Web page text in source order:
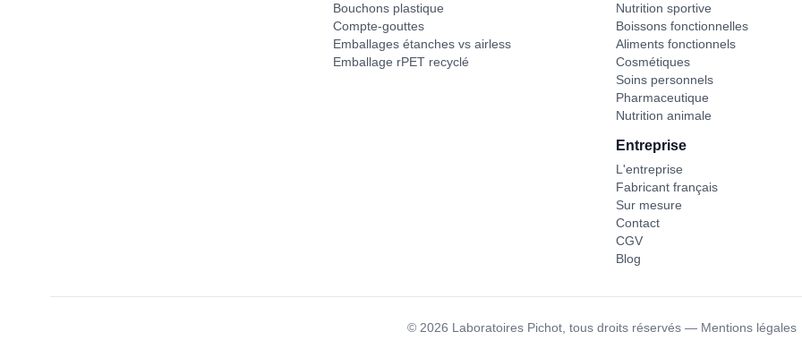
Bouchons plastique
Compte-gouttes
Emballages étanches vs airless
Emballage rPET recyclé
Nutrition sportive
Boissons fonctionnelles
Aliments fonctionnels
Cosmétiques
Soins personnels
Pharmaceutique
Nutrition animale
Entreprise
L'entreprise
Fabricant français
Sur mesure
Contact
CGV
Blog
© 2026 Laboratoires Pichot, tous droits réservés— Mentions légales